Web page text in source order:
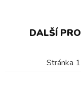
DALŠÍ
Stránka 1